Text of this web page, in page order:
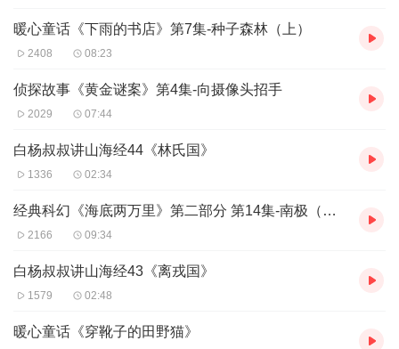
暖心童话《下雨的书店》第7集-种子森林（上）
2408 08:23
侦探故事《黄金谜案》第4集-向摄像头招手
2029 07:44
白杨叔叔讲山海经44《林氏国》
1336 02:34
经典科幻《海底两万里》第二部分 第14集-南极（上）
2166 09:34
白杨叔叔讲山海经43《离戎国》
1579 02:48
暖心童话《穿靴子的田野猫》